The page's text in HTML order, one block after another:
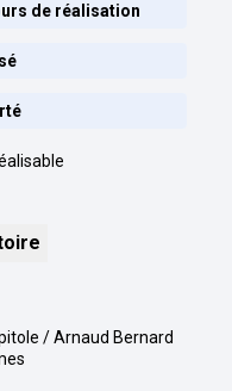
de réalisation